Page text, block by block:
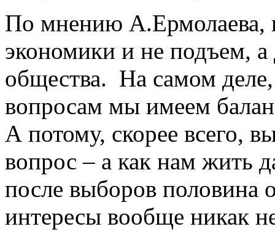
По мнению А.Ермолаева,
экономики и не подъем, а
общества. На самом
вопросам мы имеем
А потому, скорее всего,
вопрос – а как нам жить
после выборов половина
интересы вообще никак